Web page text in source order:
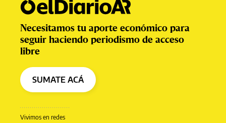
Vivimos en redes
Necesitamos tu aporte económico para
seguir haciendo periodismo de acceso
libre
SUMATE ACÁ